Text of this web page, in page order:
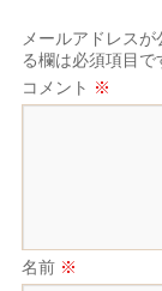
メールアドレスが
る欄は必須項目で
コメント ※
名前 ※